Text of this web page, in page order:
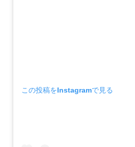
この投稿をInstagramで見る